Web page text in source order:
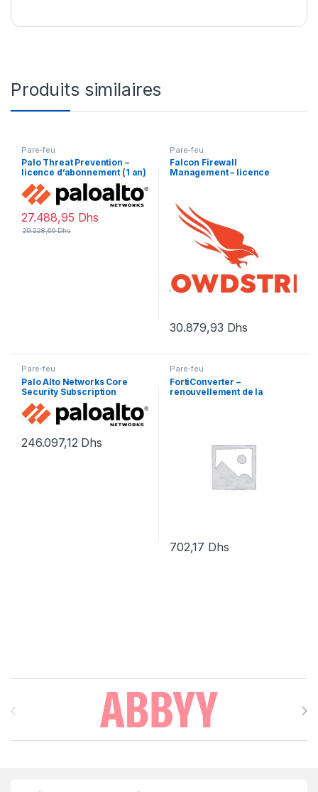
Produits similaires
Pare-feu
Palo Threat Prevention –
licence d’abonnement (1 an)
– 1 périphérique
27.488,95 Dhs
29.228,69Dhs
Pare-feu
Falcon Firewall
Management – licence
30.879,93 Dhs
Pare-feu
Palo Alto Networks Core
Security Subscription
Bundle Advanced Threat
Prevention, Advanced URL
Filtering, Advanced
246.097,12 Dhs
Pare-feu
FortiConverter –
renouvellement de la
702,17 Dhs
Brands Carousel